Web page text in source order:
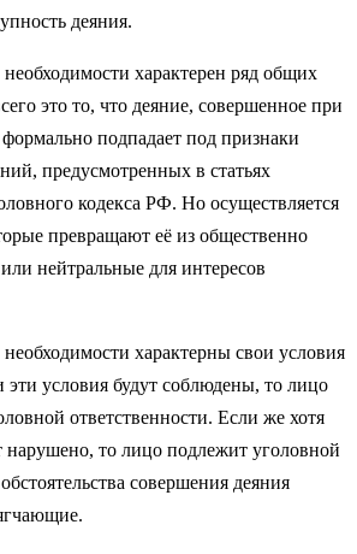
деяния.
характерен ряд общих
это то, что деяние, совершенное при
подпадает под признаки
предусмотренных в статьях
кодекса РФ. Но осуществляется
превращают её из общественно
нейтральные для интересов
характерны свои условия
эти условия будут соблюдены, то лицо
ответственности. Если же хотя
нарушено, то лицо подлежит уголовной
совершения деяния